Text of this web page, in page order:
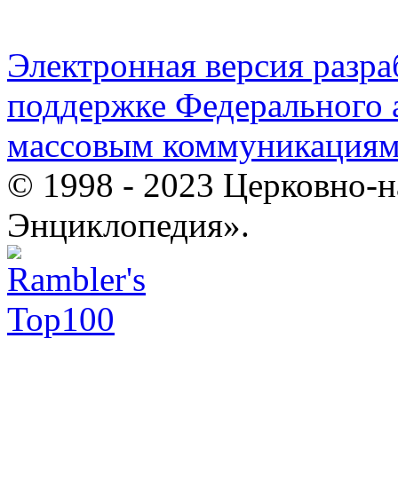
Электронная версия
поддержке Федерального
массовым
© 1998 - 2023 Церковно-
Энциклопедия».